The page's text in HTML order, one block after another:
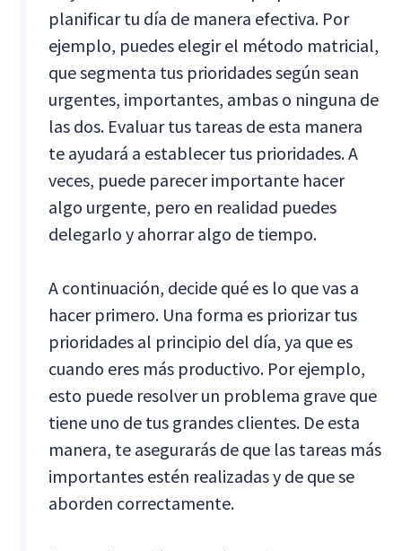
planificar tu día de manera efectiva. Por
ejemplo, puedes elegir el método matricial,
que segmenta tus prioridades según sean
urgentes, importantes, ambas o ninguna de
las dos. Evaluar tus tareas de esta manera
te ayudará a establecer tus prioridades. A
veces, puede parecer importante hacer
algo urgente, pero en realidad puedes
delegarlo y ahorrar algo de tiempo.
A continuación, decide qué es lo que vas a
hacer primero. Una forma es priorizar tus
prioridades al principio del día, ya que es
cuando eres más productivo. Por ejemplo,
esto puede resolver un problema grave que
tiene uno de tus grandes clientes. De esta
manera, te asegurarás de que las tareas más
importantes estén realizadas y de que se
aborden correctamente.